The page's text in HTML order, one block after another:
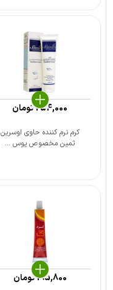
کرم نرم کننده حاوی اوسرین
ثمین مخصوص پوس ...
254,000تومان
195,800تومان